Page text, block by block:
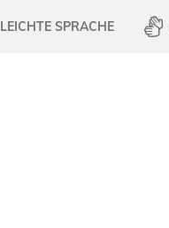
LEICHTE SPRACHE